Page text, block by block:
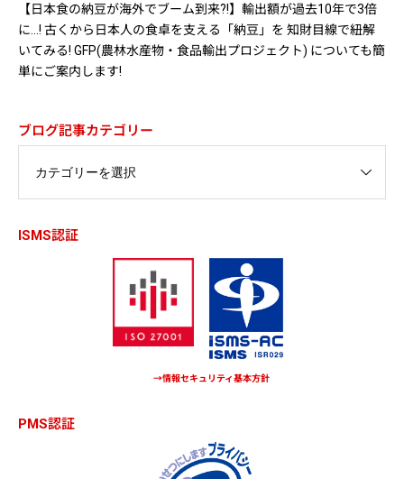
【日本食の納豆が海外でブーム到来?!】輸出額が過去10年で3倍
に…! 古くから日本人の食卓を支える「納豆」を 知財目線で紐解
いてみる! GFP(農林水産物・食品輸出プロジェクト) についても簡
単にご案内します!
ブログ記事カテゴリー
ISMS認証
→情報セキュリティ基本方針
PMS認証